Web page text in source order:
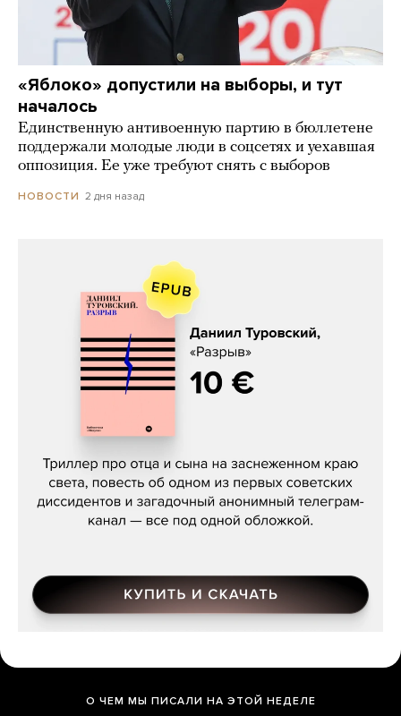
«Яблоко» допустили на выборы, и тут
началось
Единственную антивоенную партию в бюллетене
поддержали молодые люди в соцсетях и уехавшая
оппозиция. Ее уже требуют снять с выборов
НОВОСТИ 2 дня назад
Даниил Туровский, «Разрыв»
О ЧЕМ МЫ ПИСАЛИ НА ЭТОЙ НЕДЕЛЕ